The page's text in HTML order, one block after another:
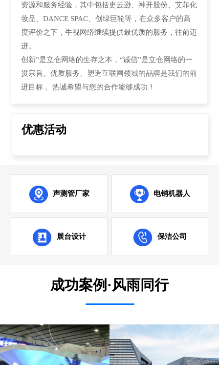
资源和服务经验，其中包括史云逊、神开股份、艾菲化
妆品、DANCE SPAC、创绿巨轮等，在众多客户的高
度评价之下，牛视网络继续提供最优质的服务，往前迈
进。
创新”是立仓网络的生存之本，“诚信”是立仓网络的一
贯宗旨。优质服务、塑造互联网领域的品牌是我们的前
进目标 。热诚希望与您的合作能够成功！
优惠活动
声测管厂家 电销机器人
展台设计 保洁公司
成功案例·风雨同行